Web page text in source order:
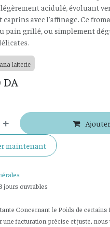
acidulé, évoluant
caprins avec l'affinage. Ce
pain grillé, ou simplement
laiterie
DA
maintenant
jours ouvrables
Concernant le Poids de certains
une facturation précise et juste,